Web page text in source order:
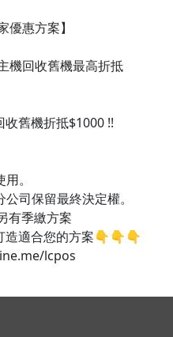
優惠方案】
機回收舊機最高折抵
舊機折抵$1000 !!
。
司保留最終決定權。
有季繳方案
造適合您的方案👇👇👇​
lcpos